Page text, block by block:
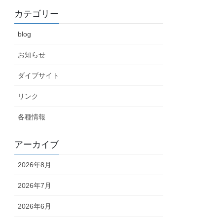
カテゴリー
blog
お知らせ
ダイブサイト
リンク
各種情報
アーカイブ
2026年8月
2026年7月
2026年6月